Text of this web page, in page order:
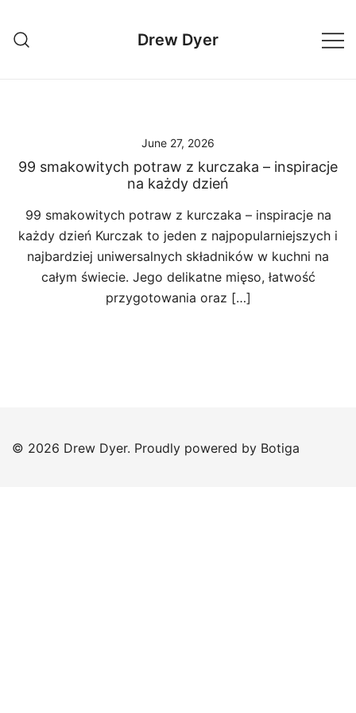
content
Drew Dyer
June 27, 2026
99 smakowitych potraw z kurczaka – inspiracje
na każdy dzień
99 smakowitych potraw z kurczaka – inspiracje na
każdy dzień Kurczak to jeden z najpopularniejszych i
najbardziej uniwersalnych składników w kuchni na
całym świecie. Jego delikatne mięso, łatwość
przygotowania oraz […]
© 2026 Drew Dyer. Proudly powered by Botiga